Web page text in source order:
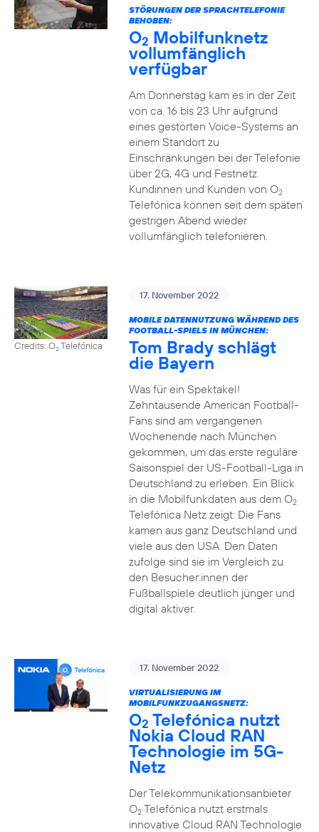
STÖRUNGEN DER SPRACHTELEFONIE
BEHOBEN:
O2 Mobilfunknetz
vollumfänglich
verfügbar
Am Donnerstag kam es in der Zeit
von ca. 16 bis 23 Uhr aufgrund
eines gestörten Voice-Systems an
einem Standort zu
Einschränkungen bei der Telefonie
über 2G, 4G und Festnetz.
Kundinnen und Kunden von O2
Telefónica können seit dem späten
gestrigen Abend wieder
vollumfänglich telefonieren.
Credits: O2Telefónica
17. November 2022
MOBILE DATENNUTZUNG WÄHREND DES
FOOTBALL-SPIELS IN MÜNCHEN:
Tom Brady schlägt
die Bayern
Was für ein Spektakel!
Zehntausende American Football-
Fans sind am vergangenen
Wochenende nach München
gekommen, um das erste reguläre
Saisonspiel der US-Football-Liga in
Deutschland zu erleben. Ein Blick
in die Mobilfunkdaten aus dem O2
Telefónica Netz zeigt: Die Fans
kamen aus ganz Deutschland und
viele aus den USA. Den Daten
zufolge sind sie im Vergleich zu
den Besucher:innen der
Fußballspiele deutlich jünger und
digital aktiver.
17. November 2022
VIRTUALISIERUNG IM
MOBILFUNKZUGANGSNETZ:
O2 Telefónica nutzt
Nokia Cloud RAN
Technologie im 5G-
Netz
Der Telekommunikationsanbieter
O2Telefónica nutzt erstmals
innovative Cloud RAN Technologie